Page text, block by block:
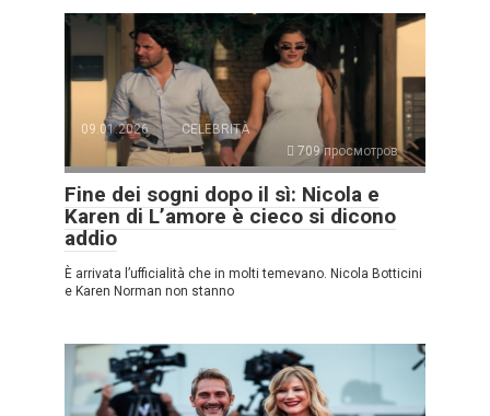
09.01.2026
CELEBRITÀ
709 просмотров
Fine dei sogni dopo il sì: Nicola e
Karen di L’amore è cieco si dicono
addio
È arrivata l’ufficialità che in molti temevano. Nicola Botticini
e Karen Norman non stanno